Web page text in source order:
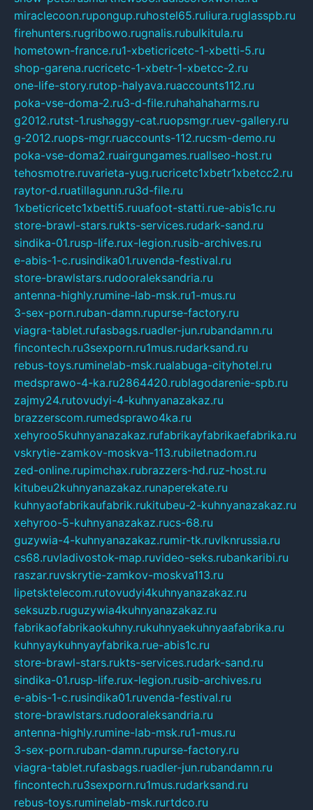
miraclecoon.rupongup.ruhostel65.ruliura.ruglasspb.ru
firehunters.rugribowo.rugnalis.rubulkitula.ru
hometown-france.ru1-xbeticricetc-1-xbetti-5.ru
shop-garena.rucricetc-1-xbetr-1-xbetcc-2.ru
one-life-story.rutop-halyava.ruaccounts112.ru
poka-vse-doma-2.ru3-d-file.ruhahahaharms.ru
g2012.rutst-1.rushaggy-cat.ruopsmgr.ruev-gallery.ru
g-2012.ruops-mgr.ruaccounts-112.rucsm-demo.ru
poka-vse-doma2.ruairgungames.ruallseo-host.ru
tehosmotre.ruvarieta-yug.rucricetc1xbetr1xbetcc2.ru
raytor-d.ruatillagunn.ru3d-file.ru
1xbeticricetc1xbetti5.ruuafoot-statti.rue-abis1c.ru
store-brawl-stars.rukts-services.rudark-sand.ru
sindika-01.rusp-life.rux-legion.rusib-archives.ru
e-abis-1-c.rusindika01.ruvenda-festival.ru
store-brawlstars.rudooraleksandria.ru
antenna-highly.rumine-lab-msk.ru1-mus.ru
3-sex-porn.ruban-damn.rupurse-factory.ru
viagra-tablet.rufasbags.ruadler-jun.rubandamn.ru
fincontech.ru3sexporn.ru1mus.rudarksand.ru
rebus-toys.ruminelab-msk.rualabuga-cityhotel.ru
medsprawo-4-ka.ru2864420.rublagodarenie-spb.ru
zajmy24.rutovudyi-4-kuhnyanazakaz.ru
brazzerscom.rumedsprawo4ka.ru
xehyroo5kuhnyanazakaz.rufabrikayfabrikaefabrika.ru
vskrytie-zamkov-moskva-113.rubiletnadom.ru
zed-online.rupimchax.rubrazzers-hd.ruz-host.ru
kitubeu2kuhnyanazakaz.runaperekate.ru
kuhnyaofabrikaufabrik.rukitubeu-2-kuhnyanazakaz.ru
xehyroo-5-kuhnyanazakaz.rucs-68.ru
guzywia-4-kuhnyanazakaz.rumir-tk.ruvlknrussia.ru
cs68.ruvladivostok-map.ruvideo-seks.rubankaribi.ru
raszar.ruvskrytie-zamkov-moskva113.ru
lipetsktelecom.rutovudyi4kuhnyanazakaz.ru
seksuzb.ruguzywia4kuhnyanazakaz.ru
fabrikaofabrikaokuhny.rukuhnyaekuhnyaafabrika.ru
kuhnyaykuhnyayfabrika.rue-abis1c.ru
store-brawl-stars.rukts-services.rudark-sand.ru
sindika-01.rusp-life.rux-legion.rusib-archives.ru
e-abis-1-c.rusindika01.ruvenda-festival.ru
store-brawlstars.rudooraleksandria.ru
antenna-highly.rumine-lab-msk.ru1-mus.ru
3-sex-porn.ruban-damn.rupurse-factory.ru
viagra-tablet.rufasbags.ruadler-jun.rubandamn.ru
fincontech.ru3sexporn.ru1mus.rudarksand.ru
rebus-toys.ruminelab-msk.rurtdco.ru